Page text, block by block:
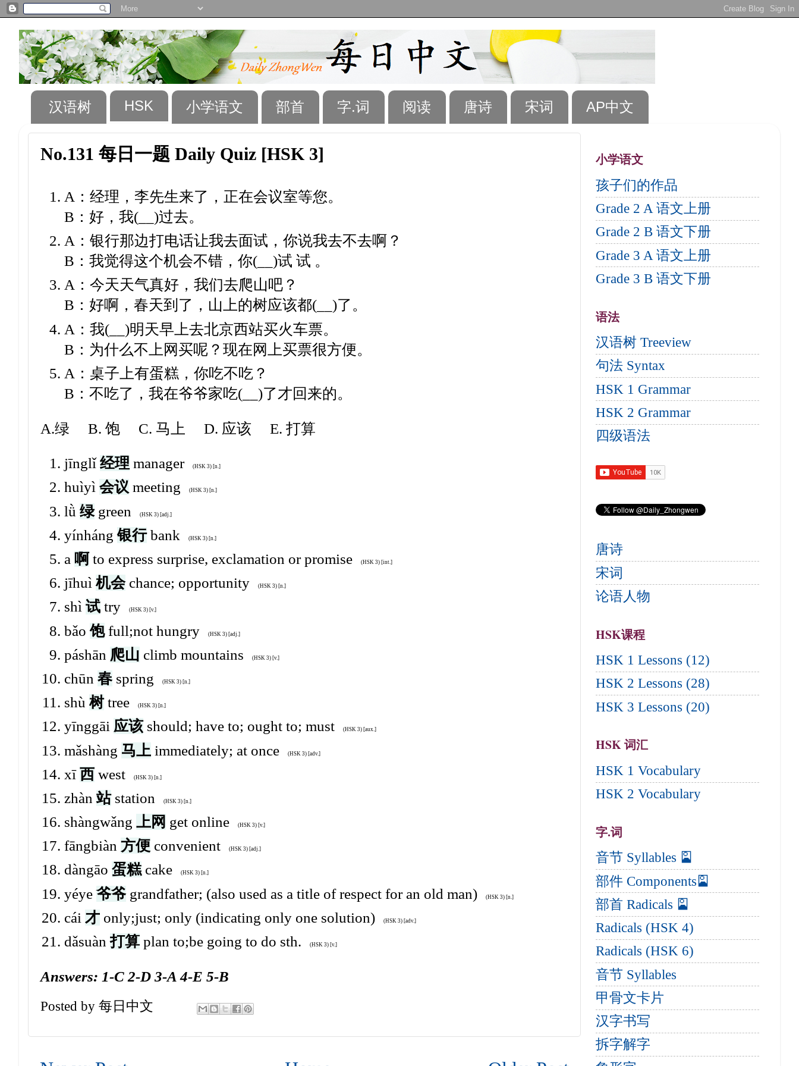
汉语树 HSK 小学语文 部首 字.词 阅读 唐诗 宋词 AP中文
No.131 每日一题 Daily Quiz [HSK 3]
A：经理，李先生来了，正在会议室等您。
B：好，我(__)过去。
A：银行那边打电话让我去面试，你说我去不去啊？
B：我觉得这个机会不错，你(__)试 试 。
A：今天天气真好，我们去爬山吧？
B：好啊，春天到了，山上的树应该都(__)了。
A：我(__)明天早上去北京西站买火车票。
B：为什么不上网买呢？现在网上买票很方便。
A：桌子上有蛋糕，你吃不吃？
B：不吃了，我在爷爷家吃(__)了才回来的。
A.绿 B. 饱 C. 马上 D. 应该 E. 打算
jīnglǐ经理 manager (HSK 3) [n.]
huìyì 会议 meeting (HSK 3) [n.]
lǜ 绿green (HSK 3) [adj.]
yínháng银行bank (HSK 3) [n.]
a 啊 to express surprise, exclamation or promise (HSK 3) [int.]
jīhuì 机会chance; opportunity (HSK 3) [n.]
shì 试 try (HSK 3) [v.]
bǎo饱full;not hungry (HSK 3) [adj.]
páshān 爬山 climb mountains (HSK 3) [v.]
chūn 春spring (HSK 3) [n.]
shù 树tree (HSK 3) [n.]
yīnggāi 应该should; have to; ought to; must (HSK 3) [aux.]
mǎshàng 马上 immediately; at once (HSK 3) [adv.]
xī西 west (HSK 3) [n.]
zhàn站station (HSK 3) [n.]
shàngwǎng 上网 get online (HSK 3) [v.]
fāngbiàn 方便 convenient (HSK 3) [adj.]
dàngāo 蛋糕cake (HSK 3) [n.]
yéye爷爷grandfather; (also used as a title of respect for an old man) (HSK 3) [n.]
cái 才 only;just; only (indicating only one solution) (HSK 3) [adv.]
dǎsuàn打算 plan to;be going to do sth. (HSK 3) [v.]
Answers: 1-C 2-D 3-A 4-E 5-B
Posted by 每日中文
小学语文
孩子们的作品
Grade 2 A 语文上册
Grade 2 B 语文下册
Grade 3 A 语文上册
Grade 3 B 语文下册
语法
汉语树 Treeview
句法 Syntax
HSK 1 Grammar
HSK 2 Grammar
四级语法
唐诗
宋词
论语人物
HSK课程
HSK 1 Lessons (12)
HSK 2 Lessons (28)
HSK 3 Lessons (20)
HSK 词汇
HSK 1 Vocabulary
HSK 2 Vocabulary
字.词
音节 Syllables 🎴
部件 Components🎴
部首 Radicals 🎴
Radicals (HSK 4)
Radicals (HSK 6)
音节 Syllables
甲骨文卡片
汉字书写
拆字解字